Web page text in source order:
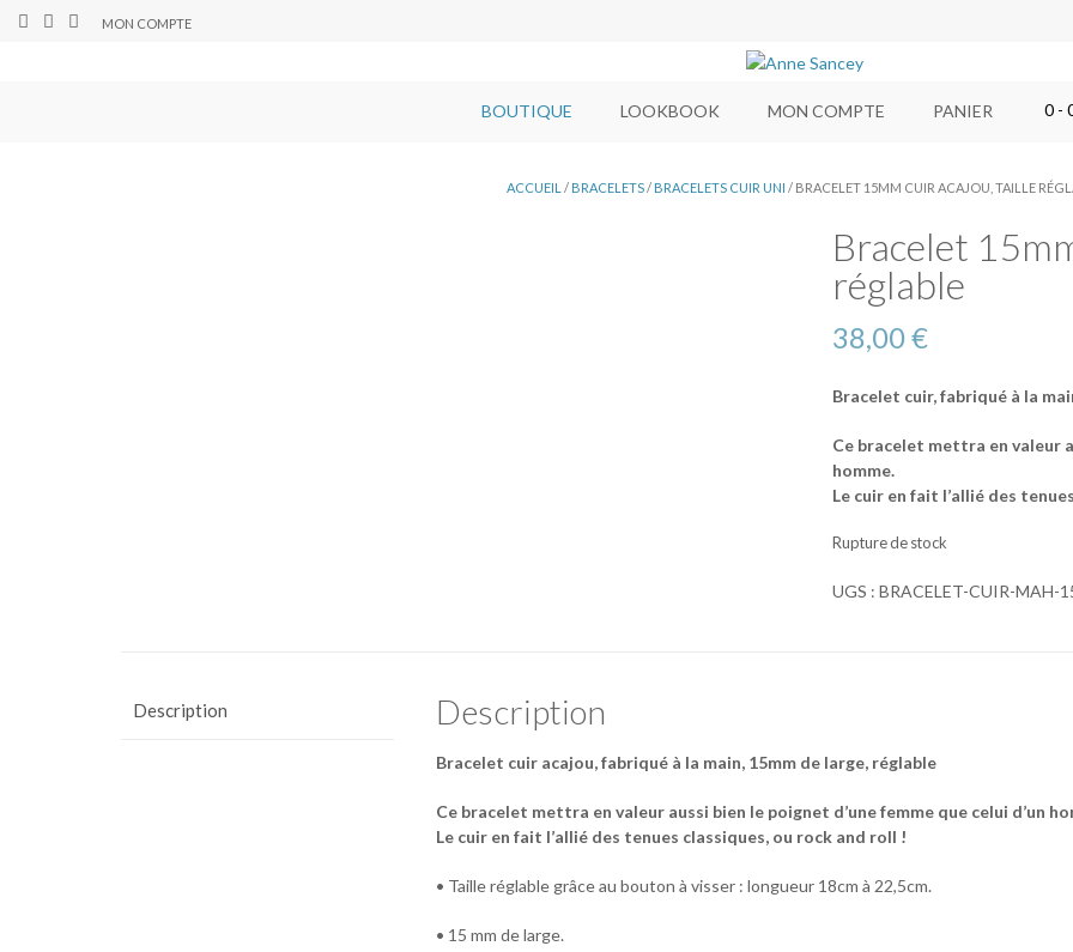
MON COMPTE
BOUTIQUE LOOKBOOK MON COMPTE PANIER 0-
ACCUEIL / BRACELETS/ BRACELETS CUIR UNI / BRACELET 15MM CUIR ACAJOU, TAILLE
Bracelet
réglable
38,00€
Bracelet cuir, fabriqué à la
Ce bracelet mettra en valeur
homme.
Le cuir en fait l’allié des
Rupture de stock
UGS : BRACELET-CUIR-MAH-
Description Description
Bracelet cuir acajou, fabriqué à la main, 15mm de large, réglable
Ce bracelet mettra en valeur aussi bien le poignet d’une femme que celui d’un
Le cuir en fait l’allié des tenues classiques, ou rock and roll !
• Taille réglable grâce au bouton à visser : longueur 18cm à 22,5cm.
• 15 mm de large.